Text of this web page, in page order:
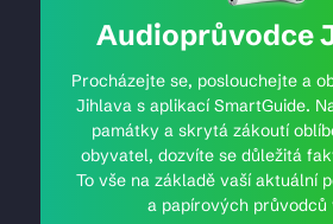
Audioprůvodce
Procházejte se, poslouchejte a
Jihlava s aplikací SmartGuide.
památky a skrytá zákoutí
obyvatel, dozvíte se důležitá
To vše na základě vaší aktuální
a papírových průvodců